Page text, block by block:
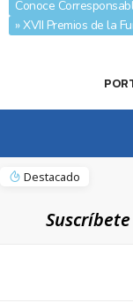
Conoce
» XVII Premios de la
Destacado